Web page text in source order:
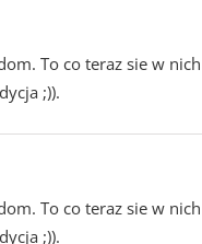
To co teraz sie w
;)).
To co teraz sie w
;)).